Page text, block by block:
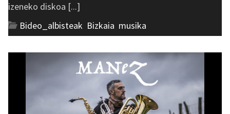
izeneko diskoa [...]
Bideo_albisteak Bizkaia musika